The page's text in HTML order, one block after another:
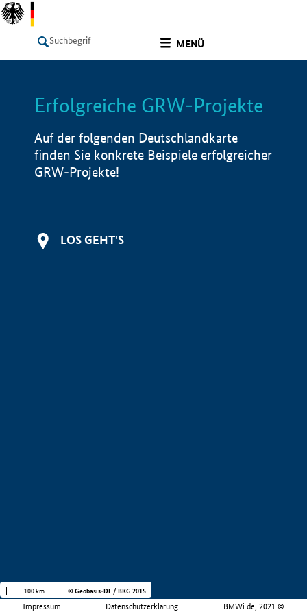
MENÜ
LISTE Info
Erfolgreiche GRW-Projekte
Auf der folgenden Deutschlandkarte
finden Sie konkrete Beispiele erfolgreicher
GRW-Projekte!
LOS GEHT'S
Impressum Datenschutzerklärung BMWi.de, 2021 ©
100 km © Geobasis-DE / BKG 2015